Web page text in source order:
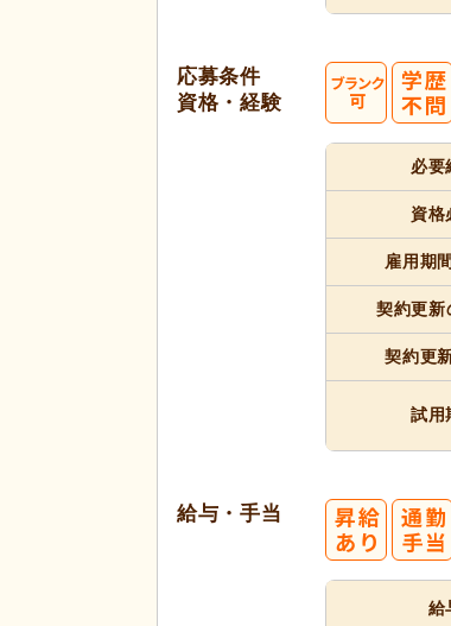
応募条件
資格・経験
必要
資格
雇用期間
契約更新
契約更
試用
給与・手当
給